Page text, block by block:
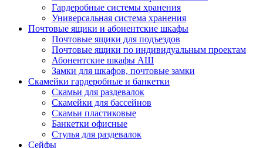
Гардеробные системы хранения
Универсальная система хранения
Почтовые ящики и абонентские шкафы
Почтовые ящики для подъездов
Почтовые ящики по индивидуальным проектам
Абонентские шкафы АШ
Замки для шкафов, почтовые замки
Скамейки гардеробные и банкетки
Скамьи для раздевалок
Скамейки для бассейнов
Скамьи пластиковые
Банкетки офисные
Стулья для раздевалок
Сейфы